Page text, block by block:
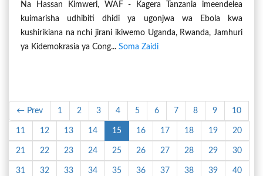
HAKUNA KISA CHA EBOLA
KILICHOBAINIKA TANZANIA HADI
SASA.
Na Hassan Kimweri, WAF - Kagera Tanzania imeendelea
kuimarisha udhibiti dhidi ya ugonjwa wa Ebola kwa
kushirikiana na nchi jirani ikiwemo Uganda, Rwanda, Jamhuri
ya Kidemokrasia ya Cong... Soma Zaidi
← Prev 1 2 3 4 5 6 7 8 9 10
11 12 13 14 15 16 17 18 19 20
21 22 23 24 25 26 27 28 29 30
31 32 33 34 35 36 37 38 39 40